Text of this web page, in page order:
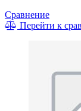
Сравнение
Перейти к